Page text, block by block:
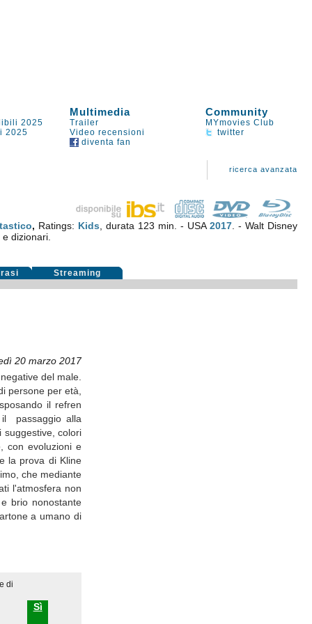
Multimedia Community
2025 Trailer
MYmovies Club
2025 Video recensioni
twitter
diventa fan
ricerca avanzata
, Ratings: Kids , durata 123 min. - USA2017 . - Walt Disney
dizionari.
Streaming
20 marzo 2017
del male.
persone per età,
il refren
il passaggio alla
suggestive, colori
con evoluzioni e
la prova di Kline
che mediante
l'atmosfera non
brio nonostante
a umano di
di
Sì